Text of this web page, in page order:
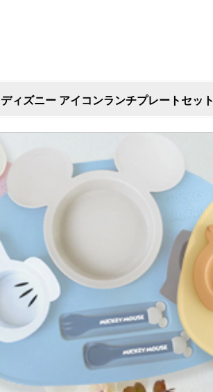
ィズニー アイコンランチプレートセット